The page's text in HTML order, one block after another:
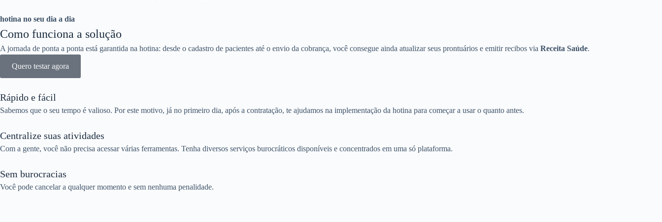
hotina no seu dia a dia
Como funciona a solução
A jornada de ponta a ponta está garantida na hotina: desde o cadastro de pacientes até o envio da cobrança, você consegue ainda atualizar seus prontuários e emitir recibos via Receita Saúde.
Quero testar agora
Rápido e fácil
Sabemos que o seu tempo é valioso. Por este motivo, já no primeiro dia, após a contratação, te ajudamos na implementação da hotina para começar a usar o quanto antes.
Centralize suas atividades
Com a gente, você não precisa acessar várias ferramentas. Tenha diversos serviços burocráticos disponíveis e concentrados em uma só plataforma.
Sem burocracias
Você pode cancelar a qualquer momento e sem nenhuma penalidade.